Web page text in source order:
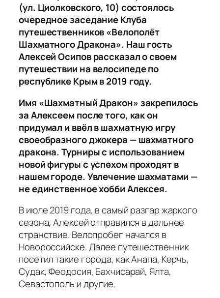
(ул. Циолковского, 10) состоялось
очередное заседание Клуба
путешественников «Велополёт
Шахматного Дракона». Наш гость
Алексей Осипов рассказал о своем
путешествии на велосипеде по
республике Крым в 2019 году.
Имя «Шахматный Дракон» закрепилось
за Алексеем после того, как он
придумал и ввёл в шахматную игру
своеобразного джокера — шахматного
дракона. Турниры с использованием
новой фигуры с успехом проходят в
нашем городе. Увлечение шахматами —
не единственное хобби Алексея.
В июле 2019 года, в самый разгар жаркого
сезона, Алексей отправился в дальнее
странствие. Велопробег начался в
Новороссийске. Далее путешественник
посетил такие города, как Анапа, Керчь,
Судак, Феодосия, Бахчисарай, Ялта,
Севастополь и другие.